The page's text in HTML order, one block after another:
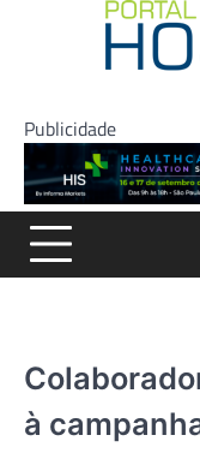
Publicidade
à